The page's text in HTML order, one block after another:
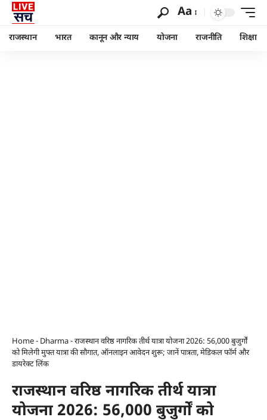
Aa
राजस्थान भारत कानून और न्याय योजना राजनीति शिक्षा
Home- Dharma-राजस्थान वरिष्ठ नागरिक तीर्थ यात्रा योजना 2026: 56,000 बुजुर्गों
को मिलेगी मुफ्त यात्रा की सौगात, ऑनलाइन आवेदन शुरू; जानें पात्रता, मेडिकल फॉर्म और
डायरेक्ट लिंक
राजस्थान वरिष्ठ नागरिक तीर्थ यात्रा
योजना 2026: 56,000 बुजुर्गों को